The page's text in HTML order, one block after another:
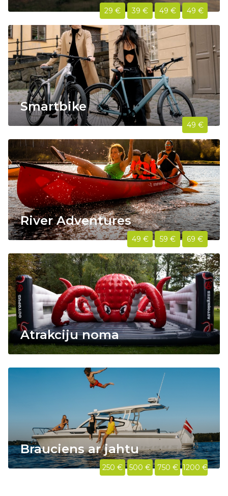
29 € 39 € 49 € 49 €
Smartbike
49 €
River Adventures
49 € 59 € 69 €
Atrakciju noma
Brauciens ar jahtu
250 € 500 € 750 € 1200 €